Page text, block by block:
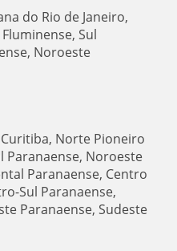
do Rio de Janeiro,
Sul
Noroeste
Norte Pioneiro
Paranaense, Noroeste
Paranaense, Centro
Sul Paranaense,
Paranaense, Sudeste